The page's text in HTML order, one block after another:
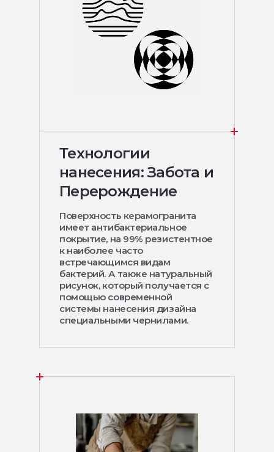
Технологии
нанесения: Забота и
Перерождение
Поверхность керамогранита
имеет антибактериальное
покрытие, на 99% резистентное
к наиболее часто
встречающимся видам
бактерий. А также натуральный
рисунок, который получается с
помощью современной
системы нанесения дизайна
специальными чернилами.